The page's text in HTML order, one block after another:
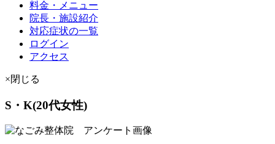
料金・メニュー
院長・施設紹介
対応症状の一覧
ログイン
アクセス
×閉じる
S・K(20代女性)